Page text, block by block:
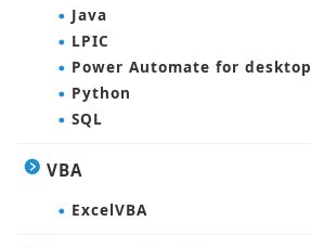
Java
LPIC
Power Automate for desktop
Python
SQL
VBA
ExcelVBA